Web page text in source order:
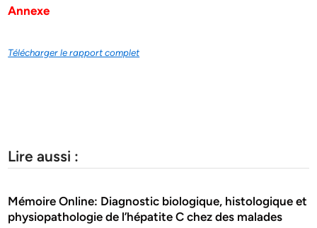
Annexe
Télécharger le rapport complet
Lire aussi :
Mémoire Online: Diagnostic biologique, histologique et
physiopathologie de l’hépatite C chez des malades